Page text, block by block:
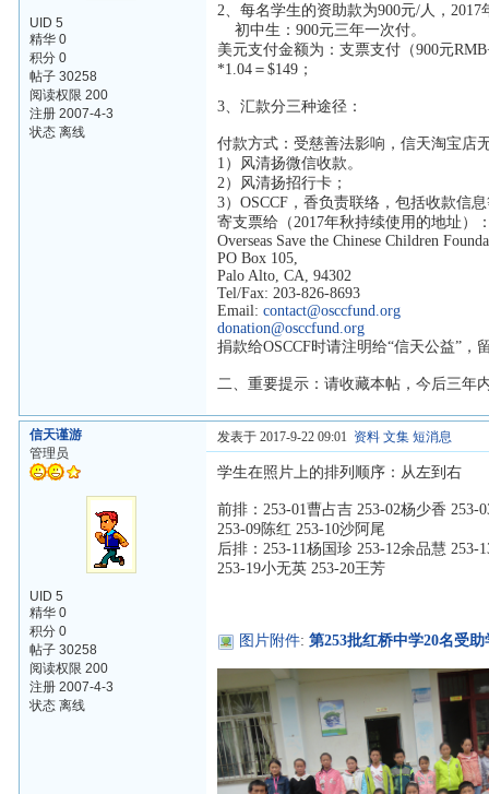
UID 5
精华 0
积分 0
帖子 30258
阅读权限 200
注册 2007-4-3
状态 离线
2、每名学生的资助款为900元/人，
初中生：900元三年一次付。
美元支付金额为：支票支付（900元
*1.04＝$149；
3、汇款分三种途径：
付款方式：受慈善法影响，信天淘宝店
1）风清扬微信收款。
2）风清扬招行卡；
3）OSCCF，香负责联络，包括收款信
寄支票给（2017年秋持续使用的地址）
Overseas Save the Chinese Children
PO Box 105,
Palo Alto, CA, 94302
Tel/Fax: 203-826-8693
Email:contact@osccfund.org
donation@osccfund.org
捐款给OSCCF时请注明给“信天公益”，
二、重要提示：请收藏本帖，今后三年
信天谨游
管理员
UID 5
精华 0
积分 0
帖子 30258
阅读权限 200
注册 2007-4-3
状态 离线
发表于 2017-9-22 09:01 资料 文集 短消息
学生在照片上的排列顺序：从左到右
前排：253-01曹占吉 253-02杨少香 253-
253-09陈红 253-10沙阿尾
后排：253-11杨国珍 253-12余品慧 253-
253-19小无英 253-20王芳
图片附件:第253批红桥中学20名受